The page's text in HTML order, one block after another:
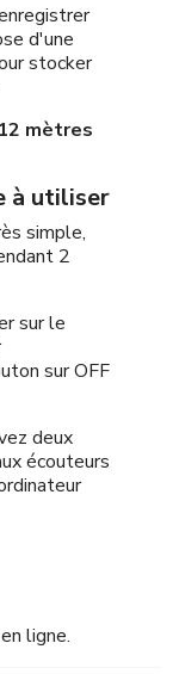
d'une
stocker
12 mètres
à utiliser
simple,
2
sur le
sur OFF
deux
écouteurs
ligne.